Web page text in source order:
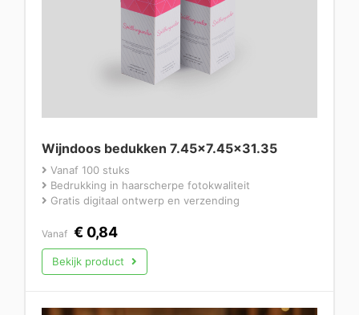
Wijndoos bedukken 7.45×7.45×31.35
Vanaf 100 stuks
Bedrukking in haarscherpe fotokwaliteit
Gratis digitaal ontwerp en verzending
Vanaf € 0,84
Bekijk product